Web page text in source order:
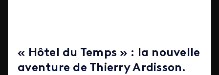
« Hôtel du Temps » : la nouvelle
aventure de Thierry Ardisson.